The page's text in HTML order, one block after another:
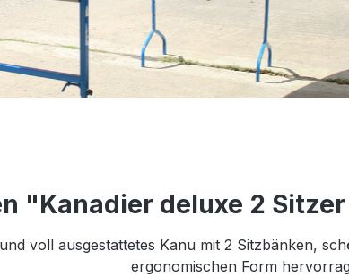
"Kanadier deluxe 2
voll ausgestattetes Kanu mit 2 Sitzbänken,
ergonomischen Form